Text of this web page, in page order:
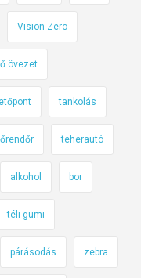
Vision Zero
övezet
tankolás
teherautó
alkohol bor
téli gumi
párásodás zebra